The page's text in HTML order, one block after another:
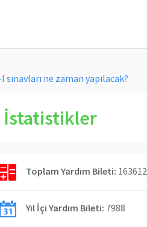
sınavları ne zaman yapılacak?
İstatistikler
Toplam Yardım Bileti: 163612
Yıl İçi Yardım Bileti: 7988